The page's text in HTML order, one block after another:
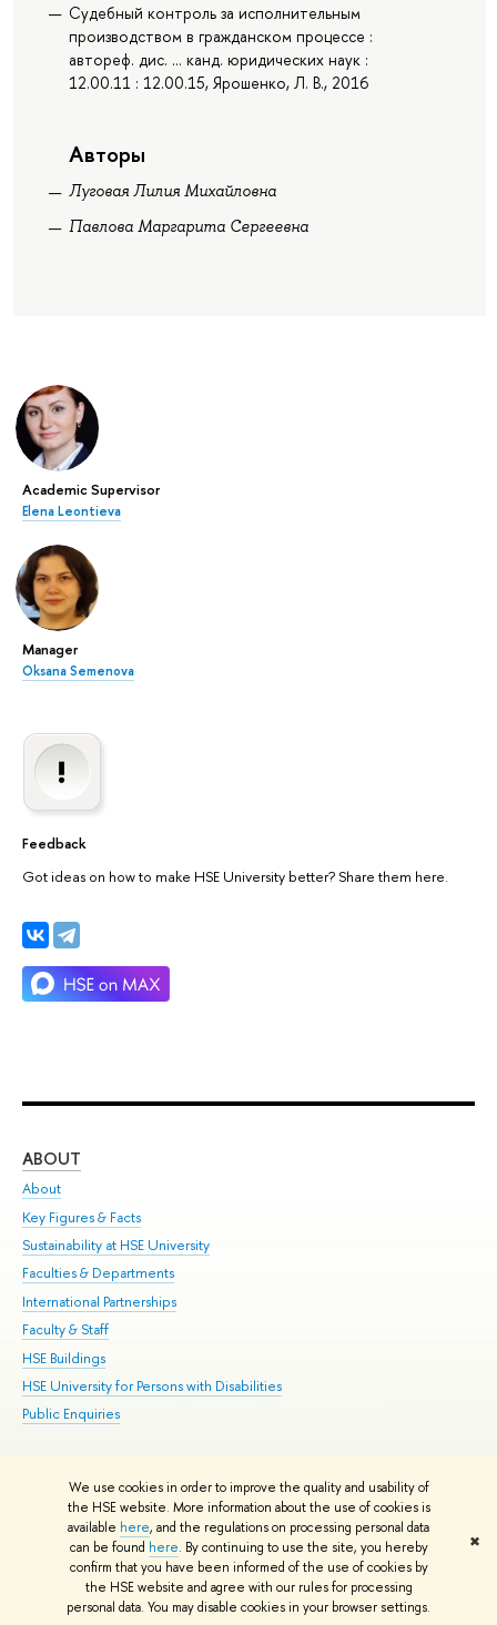
We use cookies in order to improve the quality and usability of
the HSE website. More information about the use of cookies is
available here, and the regulations on processing personal data
can be found here. By continuing to use the site, you hereby
confirm that you have been informed of the use of cookies by
the HSE website and agree with our rules for processing
personal data. You may disable cookies in your browser settings.
✖
Academic Supervisor
Elena Leontieva
Manager
Oksana Semenova
Feedback
Got ideas on how to make HSE University better? Share them here.
Судебный контроль за исполнительным
производством в гражданском процессе :
автореф. дис. ... канд. юридических наук :
12.00.11 : 12.00.15, Ярошенко, Л. В., 2016
Авторы
Луговая Лилия Михайловна
Павлова Маргарита Сергеевна
ABOUT
About
Key Figures & Facts
Sustainability at HSE University
Faculties & Departments
International Partnerships
Faculty & Staff
HSE Buildings
HSE University for Persons with Disabilities
Public Enquiries
© HSE University 1993–2026 Contacts Copyright Privacy Policy
HSE Sans and HSE Slab fonts developed by the HSE Art and Design